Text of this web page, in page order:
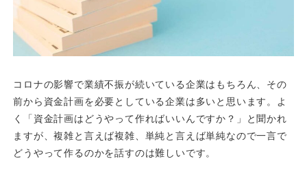
コロナの影響で業績不振が続いている企業はもちろん、その
前から資金計画を必要としている企業は多いと思います。よ
く「資金計画はどうやって作ればいいんですか？」と聞かれ
ますが、複雑と言えば複雑、単純と言えば単純なので一言で
どうやって作るのかを話すのは難しいです。